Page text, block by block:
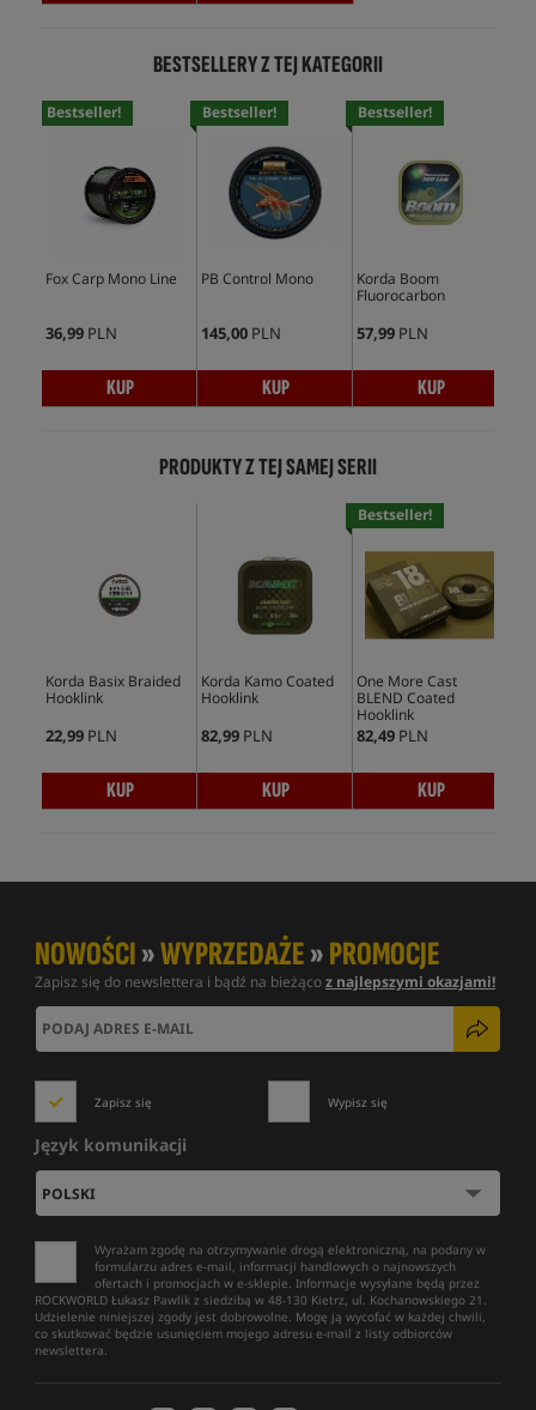
BESTSELLERY Z TEJ KATEGORII
Bestseller!
Fox Carp Mono Line
36,99 PLN
KUP
Bestseller!
PB Control Mono
145,00 PLN
KUP
Bestseller!
Korda Boom
Fluorocarbon
57,99 PLN
KUP
PRODUKTY Z TEJ SAMEJ SERII
Korda Basix Braided
Hooklink
22,99 PLN
KUP
Korda Kamo Coated
Hooklink
82,99 PLN
KUP
Bestseller!
One More Cast
BLEND Coated
Hooklink
82,49 PLN
KUP
NOWOŚCI»WYPRZEDAŻE»PROMOCJE
Zapisz się do newslettera i bądź na bieżącoz najlepszymi okazjami!
Zapisz się Wypisz się
Język komunikacji
Wyrażam zgodę na otrzymywanie drogą elektroniczną, na podany w
formularzu adres e-mail, informacji handlowych o najnowszych
ofertach i promocjach w e-sklepie. Informacje wysyłane będą przez
ROCKWORLD Łukasz Pawlik z siedzibą w 48-130 Kietrz, ul. Kochanowskiego 21.
Udzielenie niniejszej zgody jest dobrowolne. Mogę ją wycofać w każdej chwili,
co skutkować będzie usunięciem mojego adresu e-mail z listy odbiorców
newslettera.